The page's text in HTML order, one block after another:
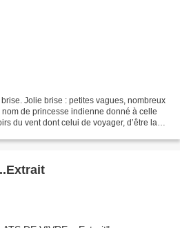
Jolie brise : petites vagues, nombreux
de princesse indienne donné à celle
du vent dont celui de voyager, d’être la